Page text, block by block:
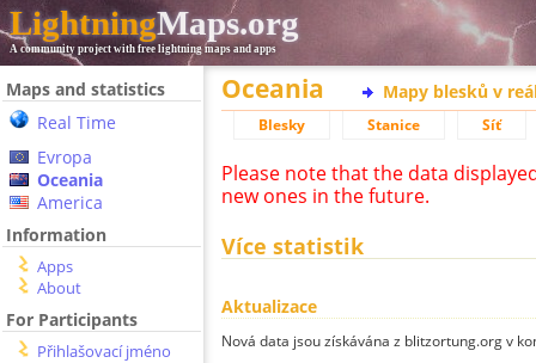
LightningMaps.org
A community project with free lightning maps and apps
Maps and statistics
Real Time
Evropa
Oceania
America
Information
Apps
About
For Participants
Přihlašovací jméno
Oceania Mapy blesků v
Blesky Stanice Síť
Please note that the data
new ones in the future.
Více statistik
Aktualizace
Nová data jsou získávána z blitzortung.org v